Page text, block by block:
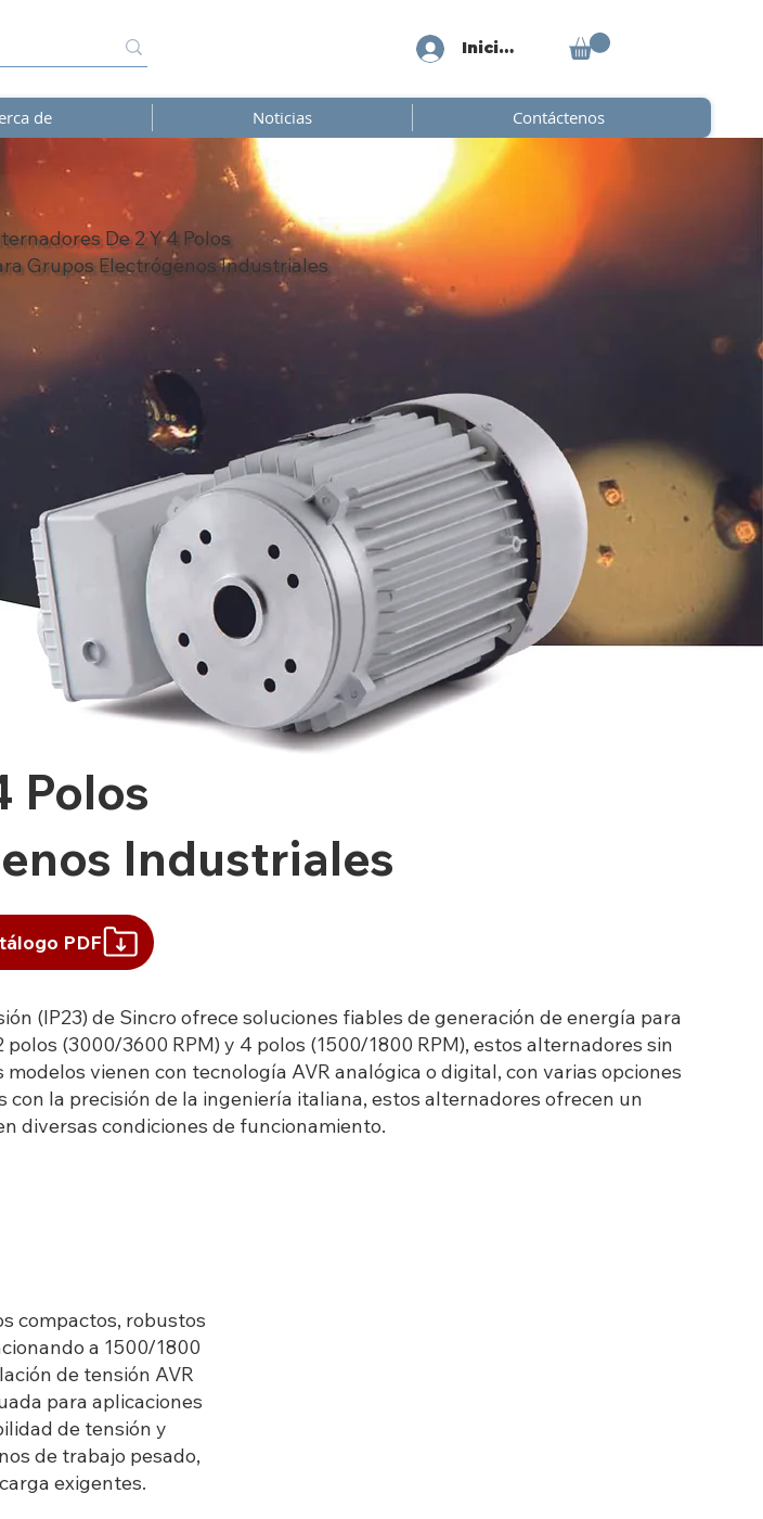
Iniciar sesión
de Noticias Contáctenos
De 2 Y 4 Polos
Grupos Electrógenos Industriales
Polos
Industriales
PDF
(IP23) de Sincro ofrece soluciones fiables de generación de energía para
(3000/3600 RPM) y 4 polos (1500/1800 RPM), estos alternadores sin
vienen con tecnología AVR analógica o digital, con varias opciones
la precisión de la ingeniería italiana, estos alternadores ofrecen un
diversas condiciones de funcionamiento.
compactos, robustos
a 1500/1800
de tensión AVR
para aplicaciones
de tensión y
de trabajo pesado,
exigentes.